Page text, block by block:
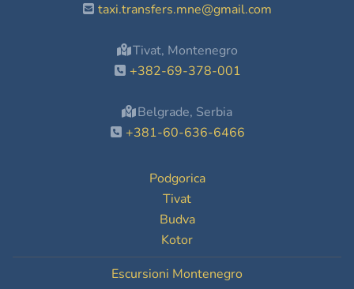
taxi.transfers.mne@gmail.com
Tivat, Montenegro
+382-69-378-001
Belgrade, Serbia
+381-60-636-6466
Podgorica
Tivat
Budva
Kotor
Escursioni Montenegro